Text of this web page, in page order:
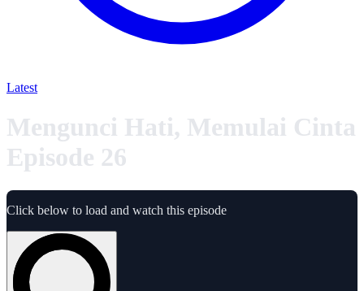
Latest
Mengunci Hati, Memulai Cinta
Episode 26
Click below to load and watch this episode